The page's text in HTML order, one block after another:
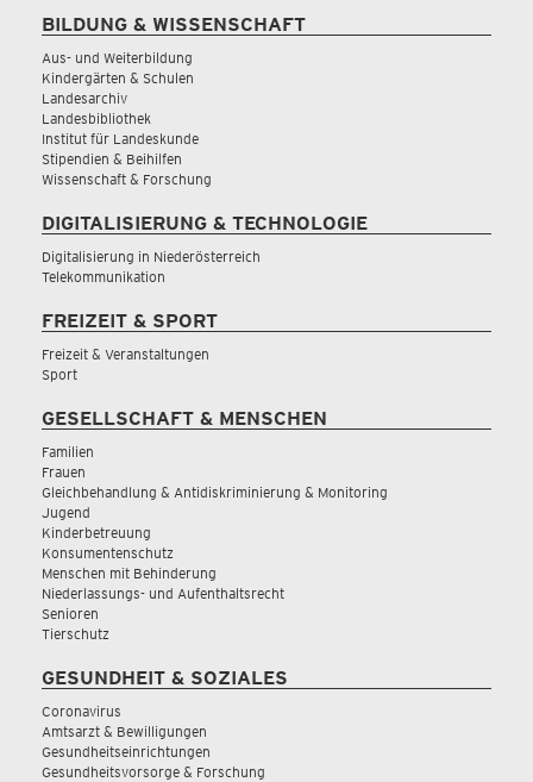
BILDUNG & WISSENSCHAFT
Aus- und Weiterbildung
Kindergärten & Schulen
Landesarchiv
Landesbibliothek
Institut für Landeskunde
Stipendien & Beihilfen
Wissenschaft & Forschung
DIGITALISIERUNG & TECHNOLOGIE
Digitalisierung in Niederösterreich
Telekommunikation
FREIZEIT & SPORT
Freizeit & Veranstaltungen
Sport
GESELLSCHAFT & MENSCHEN
Familien
Frauen
Gleichbehandlung & Antidiskriminierung & Monitoring
Jugend
Kinderbetreuung
Konsumentenschutz
Menschen mit Behinderung
Niederlassungs- und Aufenthaltsrecht
Senioren
Tierschutz
GESUNDHEIT & SOZIALES
Coronavirus
Amtsarzt & Bewilligungen
Gesundheitseinrichtungen
Gesundheitsvorsorge & Forschung